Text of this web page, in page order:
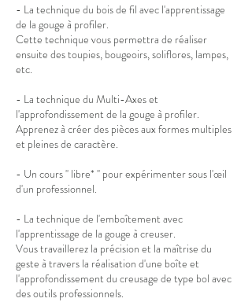
- La technique du bois de fil avec l'apprentissage
de la gouge à profiler.
Cette technique vous permettra de réaliser
ensuite des toupies, bougeoirs, soliflores, lampes,
etc.
- La technique du Multi-Axes et
l'approfondissement de la gouge à profiler.
Apprenez à créer des pièces aux formes multiples
et pleines de caractère.
- Un cours '' libre* '' pour expérimenter sous l'œil
d'un professionnel.
- La technique de l'emboîtement avec
l'apprentissage de la gouge à creuser.
Vous travaillerez la précision et la maîtrise du
geste à travers la réalisation d'une boîte et
l'approfondissement du creusage de type bol avec
des outils professionnels.